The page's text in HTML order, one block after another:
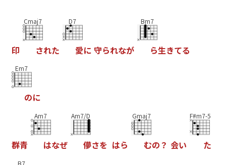
印
Cmaj7
された
D7
愛に 守られなが
Bm7
ら生きてる
Em7
のに
群青
Am7
はなぜ
Am7/D
儚さを はら
Gmaj7
むの ？ 会い
F#m7-5
た
B7